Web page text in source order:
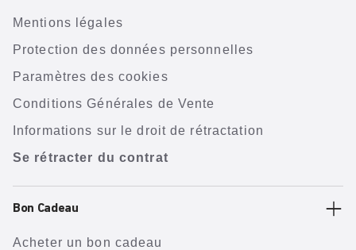
Mentions légales
Protection des données personnelles
Paramètres des cookies
Conditions Générales de Vente
Informations sur le droit de rétractation
Se rétracter du contrat
Bon Cadeau
Acheter un bon cadeau